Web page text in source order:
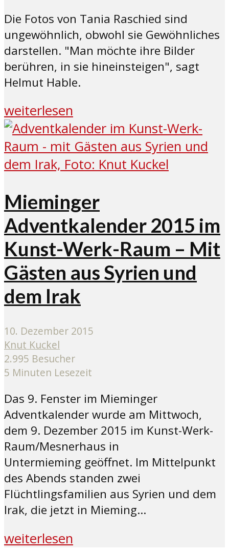
Die Fotos von Tania Raschied sind
ungewöhnlich, obwohl sie Gewöhnliches
darstellen. "Man möchte ihre Bilder
berühren, in sie hineinsteigen", sagt
Helmut Hable.
weiterlesen
Mieminger
Adventkalender 2015 im
Kunst-Werk-Raum – Mit
Gästen aus Syrien und
dem Irak
10. Dezember 2015
Knut Kuckel
2.995 Besucher
5 Minuten Lesezeit
Das 9. Fenster im Mieminger
Adventkalender wurde am Mittwoch,
dem 9. Dezember 2015 im Kunst-Werk-
Raum/Mesnerhaus in
Untermieming geöffnet. Im Mittelpunkt
des Abends standen zwei
Flüchtlingsfamilien aus Syrien und dem
Irak, die jetzt in Mieming...
weiterlesen